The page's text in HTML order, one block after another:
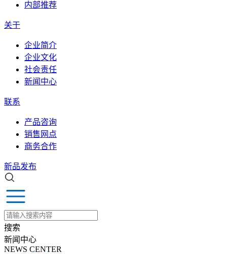
内部推荐
关于
企业简介
企业文化
社会责任
新闻中心
联系
产品咨询
销售网点
商务合作
新品发布
搜索
新闻中心
NEWS CENTER